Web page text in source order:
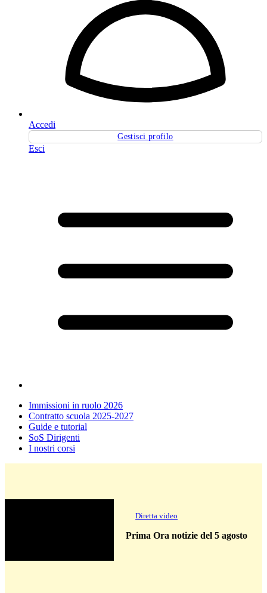
Accedi
Gestisci profilo
Esci
Immissioni in ruolo 2026
Contratto scuola 2025-2027
Guide e tutorial
SoS Dirigenti
I nostri corsi
Diretta video
Prima Ora notizie del 5 agosto